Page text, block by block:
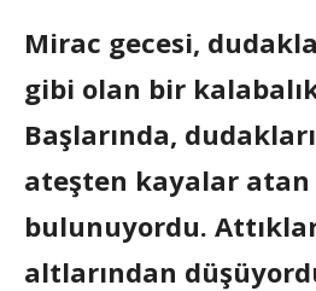
Mirac gecesi,
gibi olan bir
Başlarında,
ateşten kayalar
bulunuyordu.
altlarından